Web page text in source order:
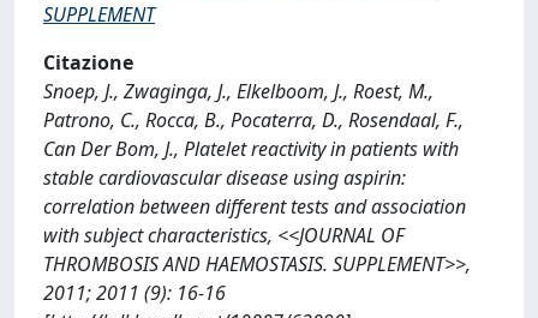
SUPPLEMENT
Citazione
Snoep, J., Zwaginga, J., Elkelboom, J., Roest, M.,
Patrono, C., Rocca, B., Pocaterra, D., Rosendaal, F.,
Can Der Bom, J., Platelet reactivity in patients with
stable cardiovascular disease using aspirin:
correlation between different tests and association
with subject characteristics, <<JOURNAL OF
THROMBOSIS AND HAEMOSTASIS. SUPPLEMENT>>,
2011; 2011 (9): 16-16